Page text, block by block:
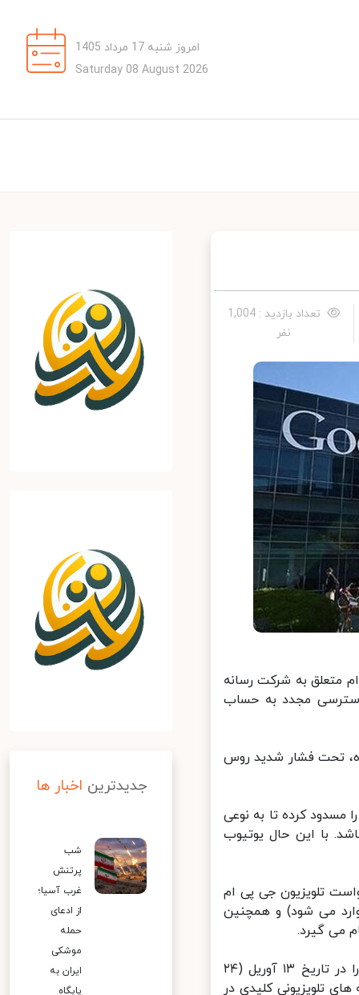
امروز شنبه 17 مرداد 1405
Saturday 08 August 2026
تعداد بازدید : 1,004
نفر
متعلق به شرکت رسانه
مجدد به حساب
تحت فشار شدید روس
کرده تا به نوعی
با این حال یوتیوب
تلویزیون جی پی ام
می شود) و همچنین
خبرگزاری ریانووستی گزارش داد که دادگاه دادخواست قبلی این تلویزیون را در تاریخ ۱۳ آوریل (۲۴
تلویزیونی کلیدی در
جدیدترین اخبار ها
شب
پرتنش
غرب آسیا؛
از ادعای
حمله
موشکی
ایران به
پایگاه